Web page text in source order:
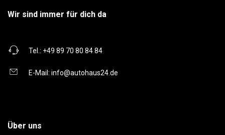
Wir sind immer für dich da
Tel.: +49 89 70 80 84 84
E-Mail: info@autohaus24.de
Über uns